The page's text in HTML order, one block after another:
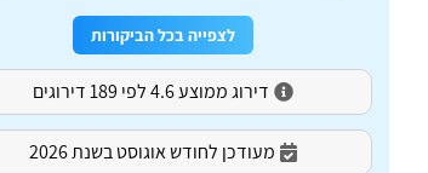
לצפייה בכל הביקורות
דירוג ממוצע 4.6 לפי 189 דירוגים
מעודכן לחודש אוגוסט בשנת 2026